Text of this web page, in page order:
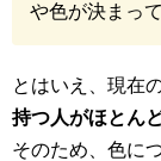
や色が決まっ
とはいえ、現在
持つ人がほとん
そのため、色に